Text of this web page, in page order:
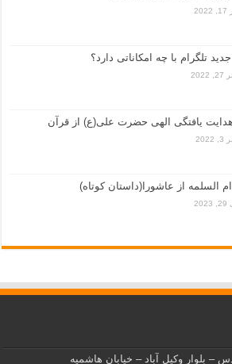
تلگرام با چه امکاناتی دارد؟
هدایت یافتگی الهی حضرت علی(ع) از قرآن
السلمه از عاشورا(داستان کوتاه)
بلوار وکیل آباد – خیابان هاشمیه